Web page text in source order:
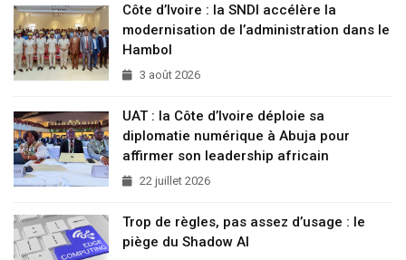
Côte d’Ivoire : la SNDI accélère la
modernisation de l’administration dans le
Hambol
3 août 2026
UAT : la Côte d’Ivoire déploie sa
diplomatie numérique à Abuja pour
affirmer son leadership africain
22 juillet 2026
Trop de règles, pas assez d’usage : le
piège du Shadow AI